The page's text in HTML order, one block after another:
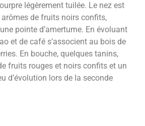
légèrement tuilée. Le nez est
de fruits noirs confits,
pointe d’amertume. En évoluant
et de café s’associent au bois de
En bouche, quelques tanins,
fruits rouges et noirs confits et un
d’évolution lors de la seconde